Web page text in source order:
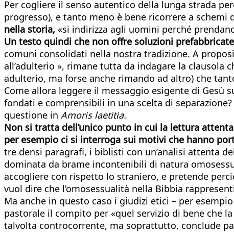
Per cogliere il senso autentico della lunga strada
progresso), e tanto meno è bene ricorrere a schemi
nella storia, «si indirizza agli uomini perché
Un testo quindi che non offre soluzioni
comuni consolidati nella nostra tradizione. A
all’adulterio », rimane tutta da indagare la clausola
adulterio, ma forse anche rimando ad altro) che
Come allora leggere il messaggio esigente di Gesù
fondati e comprensibili in una scelta di
questione in Amoris laetitia.
Non si tratta dell’unico punto in cui la lettura
per esempio ci si interroga sui motivi che hanno
tre densi paragrafi, i biblisti con un’analisi attenta
dominata da brame incontenibili di natura
accogliere con rispetto lo straniero, e pretende
vuol dire che l’omosessualità nella Bibbia
Ma anche in questo caso i giudizi etici – per
pastorale il compito per «quel servizio di bene che
talvolta controcorrente, ma soprattutto, conclude